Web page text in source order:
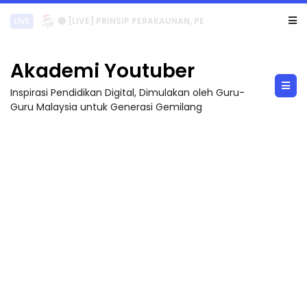
TRANSFORMASI DIGITAL GURU SIRI 7 : PAHLAWAN DIGITAL PENYELAMAT DUNIA
Akademi Youtuber
Inspirasi Pendidikan Digital, Dimulakan oleh Guru-
Guru Malaysia untuk Generasi Gemilang